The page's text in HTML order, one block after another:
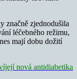
značně zjednodušila
léčebného režimu,
mají dobu dožití
nová antidiabetika